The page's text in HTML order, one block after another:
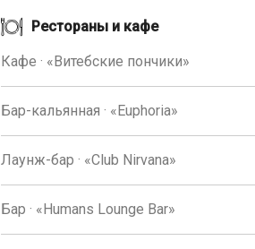
Рестораны и кафе
Кафе · «Витебские пончики»
Бар-кальянная · «Euphoria»
Лаунж-бар · «Club Nirvana»
Бар · «Humans Lounge Bar»